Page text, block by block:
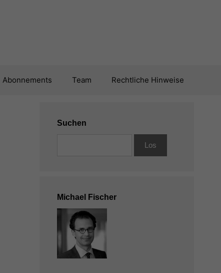
Abonnements Team Rechtliche Hinweise
Suchen
Michael Fischer